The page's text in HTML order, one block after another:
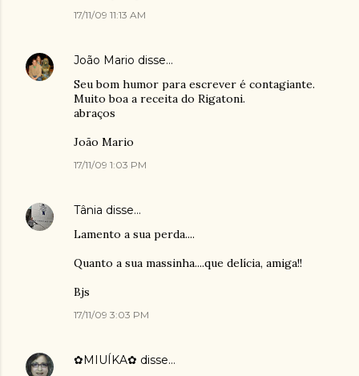
17/11/09 11:13 AM
João Mario disse…
Seu bom humor para escrever é contagiante.
Muito boa a receita do Rigatoni.
abraços
João Mario
17/11/09 1:03 PM
Tânia disse…
Lamento a sua perda....
Quanto a sua massinha....que delícia, amiga!!
Bjs
17/11/09 3:03 PM
✿MIUÍKA✿ disse…